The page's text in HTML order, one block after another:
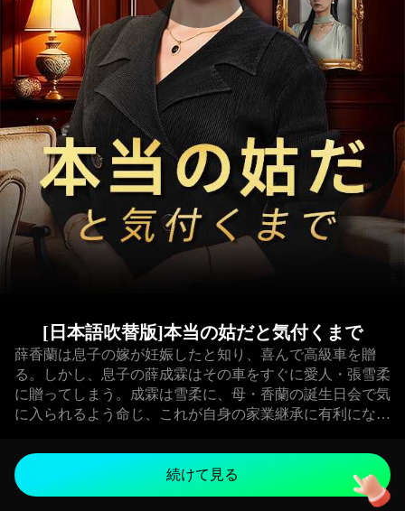
[日本語吹替版]本当の姑だと気付くまで
薛香蘭は息子の嫁が妊娠したと知り、喜んで高級車を贈
る。しかし、息子の薛成霖はその車をすぐに愛人・張雪柔
に贈ってしまう。成霖は雪柔に、母・香蘭の誕生日会で気
に入られるよう命じ、これが自身の家業継承に有利になる
かえって香蘭の怒りを買う。香蘭は息子の不倫を知り、さ
らに雪柔に「成霖の妻」と誤認されたため、その場の流れ
に乗り、雪柔を厳しく懲らしめる。雪柔は誕生日会で香蘭
続けて見る